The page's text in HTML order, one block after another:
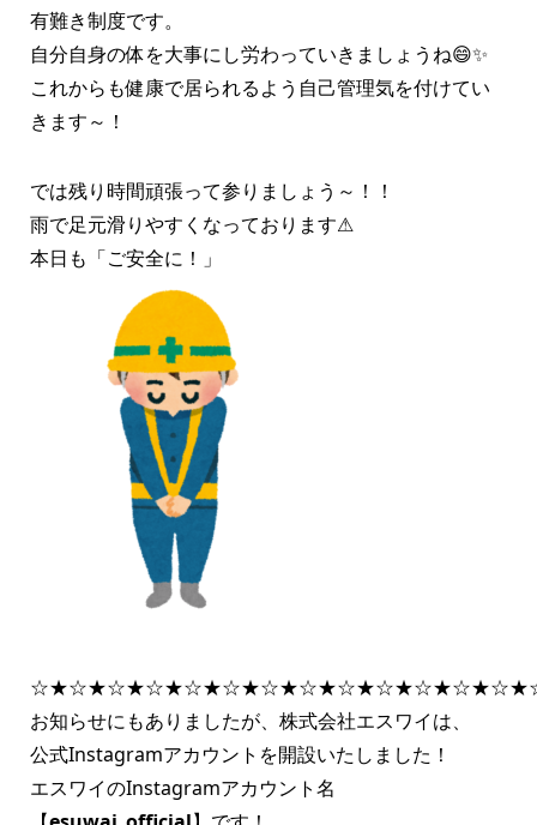
有難き制度です。
自分自身の体を大事にし労わっていきましょうね😄✨
これからも健康で居られるよう自己管理気を付けてい
きます～！
では残り時間頑張って参りましょう～！！
雨で足元滑りやすくなっております⚠
本日も「ご安全に！」
お知らせにもありましたが、株式会社エスワイは、
公式Instagramアカウントを開設いたしました！
エスワイのInstagramアカウント名